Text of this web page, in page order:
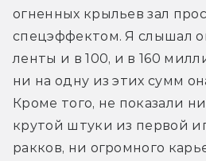
огненных крыльев зал
спецэффектом. Я слышал
ленты и в 100, и в 160
ни на одну из этих сумм
Кроме того, не показали
крутой штуки из первой
ракков, ни огромного